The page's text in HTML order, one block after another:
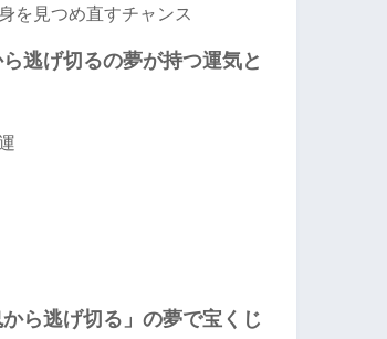
を見つめ直すチャンス
逃げ切るの夢が持つ運気と
から逃げ切る」の夢で宝くじ